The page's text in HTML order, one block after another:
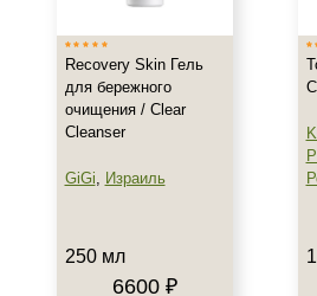
Recovery Skin Гель
для бережного
очищения / Clear
Cleanser
GiGi, Израиль
250 мл
6600 ₽